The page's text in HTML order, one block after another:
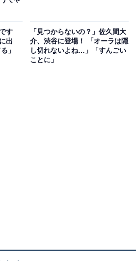
す
出
」
「見つからないの？」佐久間大
介、渋谷に登場！ 「オーラは隠
し切れないよね…」「すんごい
ことに」